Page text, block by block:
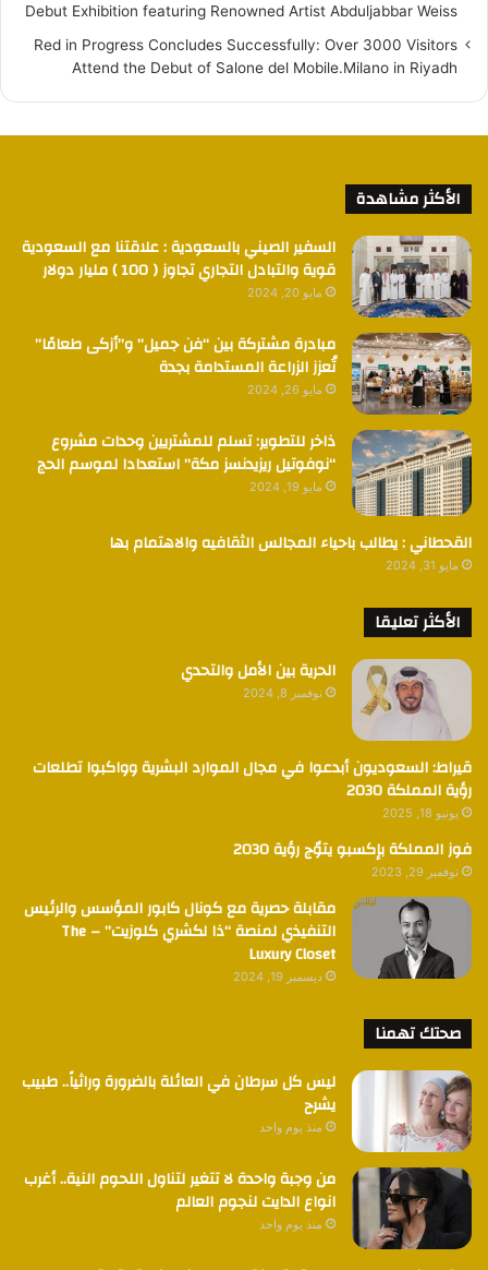
Debut Exhibition featuring Renowned Artist Abduljabbar Weiss
Red in Progress Concludes Successfully: Over 3000 Visitors
Attend the Debut of Salone del Mobile.Milano in Riyadh
الأكثر مشاهدة
السفير الصيني بالسعودية : علاقتنا مع السعودية
قوية والتبادل التجاري تجاوز ( 100 ) مليار دولار
مايو 20, 2024
مبادرة مشتركة بين “فن جميل” و”أزكى طعامًا”
تُعزز الزراعة المستدامة بجدة
مايو 26, 2024
ذاخر للتطوير: تسلم للمشتريين وحدات مشروع
“نوفوتيل ريزيدنسز مكة” استعدادا لموسم الحج
مايو 19, 2024
القحطاني : يطالب باحياء المجالس الثقافيه والاهتمام بها
مايو 31, 2024
الأكثر تعليقا
الحرية بين الأمل والتحدي
نوفمبر 8, 2024
قيراط: السعوديون أبدعوا في مجال الموارد البشرية وواكبوا تطلعات
رؤية المملكة 2030
يونيو 18, 2025
فوز المملكة بإكسبو يتوٌج رؤية 2030
نوفمبر 29, 2023
مقابلة حصرية مع كونال كابور المؤسس والرئيس
التنفيذي لمنصة “ذا لكشري كلوزيت” – The
Luxury Closet
ديسمبر 19, 2024
صحتك تهمنا
ليس كل سرطان في العائلة بالضرورة وراثياً.. طبيب
يشرح
منذ يوم واحد
من وجبة واحدة لا تتغير لتناول اللحوم النية.. أغرب
انواع الدايت لنجوم العالم
منذ يوم واحد